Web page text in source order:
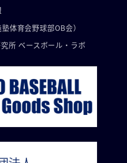
体育会野球部OB会）
所 ベースボール・ラボ